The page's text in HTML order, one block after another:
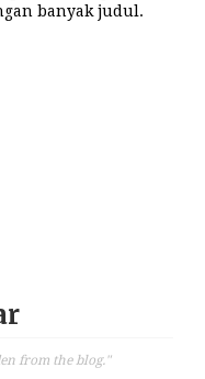
banyak judul.
from the blog."